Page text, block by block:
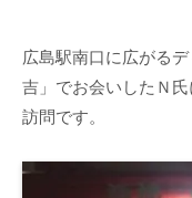
広島駅南口に広がる
吉」でお会いしたＮ
訪問です。